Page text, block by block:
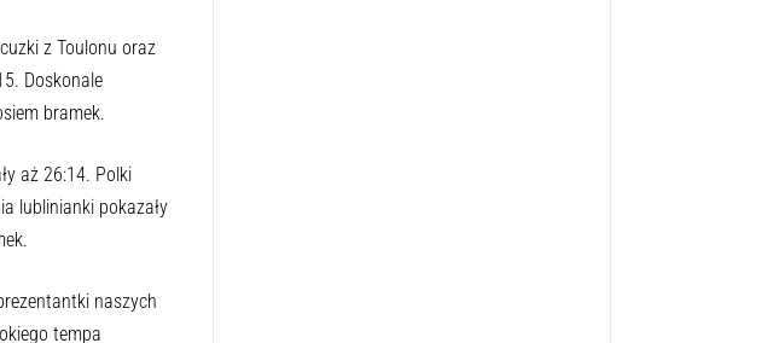
z Toulonu oraz
Doskonale
bramek.
aż 26:14. Polki
lublinianki pokazały
naszych
tempa